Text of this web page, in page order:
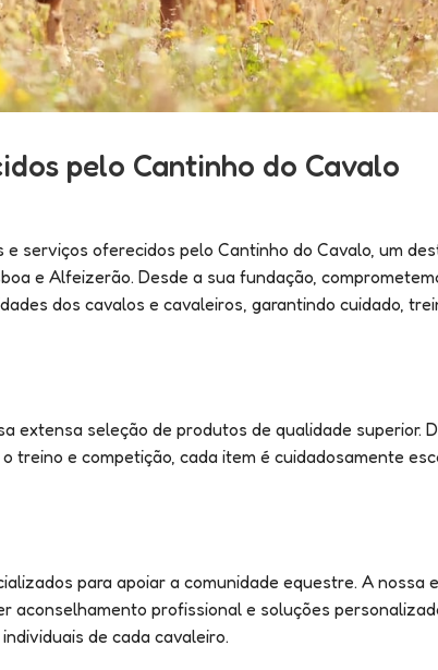
pelo Cantinho do Cavalo
serviços oferecidos pelo Cantinho do Cavalo, um
e Alfeizerão. Desde a sua fundação,
dos cavalos e cavaleiros, garantindo cuidado,
extensa seleção de produtos de qualidade superior.
treino e competição, cada item é cuidadosamente
para apoiar a comunidade equestre. A nossa
aconselhamento profissional e soluções
de cada cavaleiro.